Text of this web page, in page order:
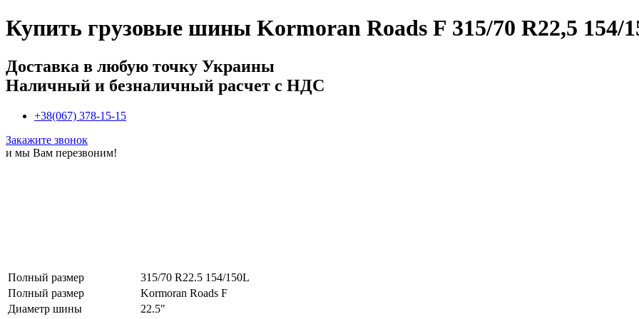
Купить грузовые шины Kormoran Roads F 315/70 R22,5 154/
Доставка в любую точку Украины
Наличный и безналичный расчет с НДС
+38(067) 378-15-15
Закажите звонок
и мы Вам перезвоним!
Полный размер
315/70 R22.5 154/150L
Полный размер
Kormoran Roads F
Диаметр шины
22.5"